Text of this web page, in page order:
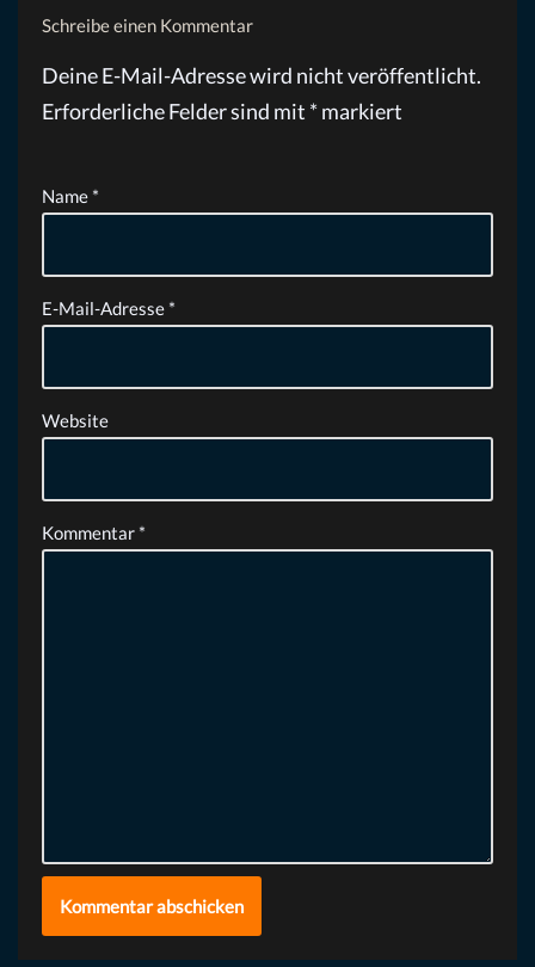
Schreibe einen Kommentar
Deine E-Mail-Adresse wird nicht veröffentlicht.
Erforderliche Felder sind mit * markiert
Name *
E-Mail-Adresse *
Website
Kommentar *